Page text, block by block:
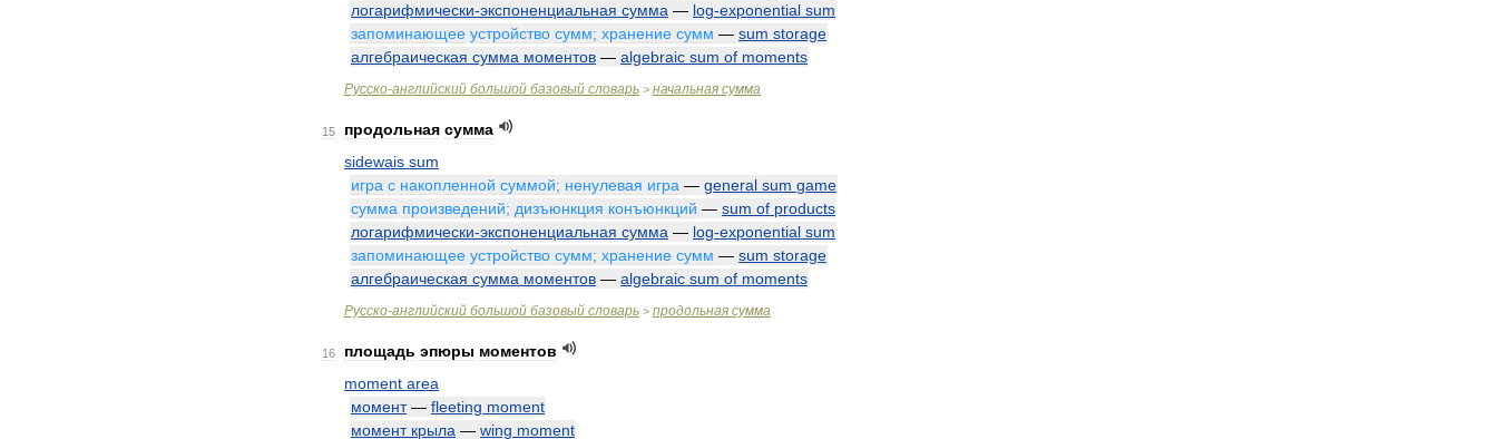
логарифмически-экспоненциальная сумма — log-exponential sum
запоминающее устройство сумм; хранение сумм — sum storage
алгебраическая сумма моментов — algebraic sum of moments
Русско-английский большой базовый словарь > начальная сумма
15 продольная сумма
sidewais sum
игра с накопленной суммой; ненулевая игра — general sum game
сумма произведений; дизъюнкция конъюнкций — sum of products
логарифмически-экспоненциальная сумма — log-exponential sum
запоминающее устройство сумм; хранение сумм — sum storage
алгебраическая сумма моментов — algebraic sum of moments
Русско-английский большой базовый словарь > продольная сумма
16 площадь эпюры моментов
moment area
момент— fleeting moment
момент крыла — wing moment